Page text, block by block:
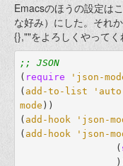
Emacsのほうの設定は
な好み）にした。それ
{},""をよろしくやってく
;; JSON
( require 'json-
( add-to-list
mode ))
( add-hook 'json-
( add-hook 'json-
(